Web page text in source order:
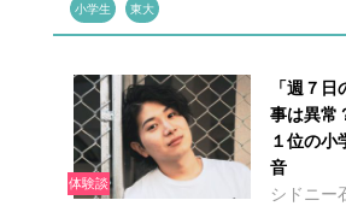
小学生 東大
体験談
「週７
事は異常
１位の小
音
シドニー